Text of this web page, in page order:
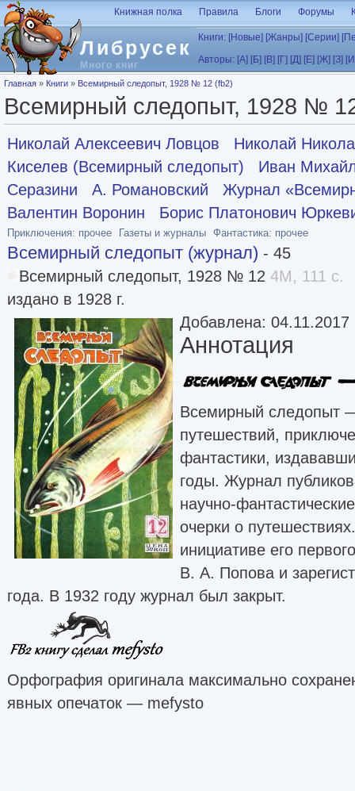
Перейти к основному содержанию
Либрусек
Много книг
Книжная полка Правила Блоги Форумы
Книги: [Новые] [Жанры] [Серии]
Авторы: [А] [Б] [В] [Г] [Д] [Е] [Ж] [З]
Вы здесь
Главная » Книги » Всемирный следопыт, 1928 № 12 (fb2)
Всемирный следопыт, 1928 №
Николай Алексеевич Ловцов
Николай
Киселев (Всемирный следопыт)
Иван
Серазини
А. Романовский
Журнал
Валентин Воронин
Борис Платонович
Приключения: прочее Газеты и журналы Фантастика: прочее
Всемирный следопыт (журнал) - 45
Всемирный следопыт, 1928 № 12 4M, 111 с.
издано в 1928 г.
Добавлена: 04.11.2017
Аннотация
Всемирный следопыт
путешествий,
фантастики,
годы. Журнал
научно-
очерки о
инициативе его
В. А. Попова и
года. В 1932 году журнал был закрыт.
Орфография оригинала максимально
явных опечаток — mefysto